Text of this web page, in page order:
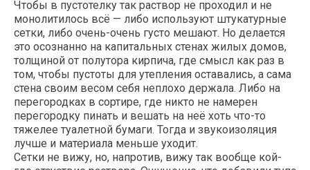
Чтобы в пустотелку так раствор не проходил и не
монолитилось всё — либо используют штукатурные
сетки, либо очень-очень густо мешают. Но делается
это осознанно на капитальных стенах жилых домов,
толщиной от полутора кирпича, где смысл как раз в
том, чтобы пустоты для утепления оставались, а сама
стена своим весом себя неплохо держала. Либо на
перегородках в сортире, где никто не намерен
перегородку пинать и вешать на неё хоть что-то
тяжелее туалетной бумаги. Тогда и звукоизоляция
лучше и материала меньше уходит.
Сетки не вижу, но, напротив, вижу так вообще кой-